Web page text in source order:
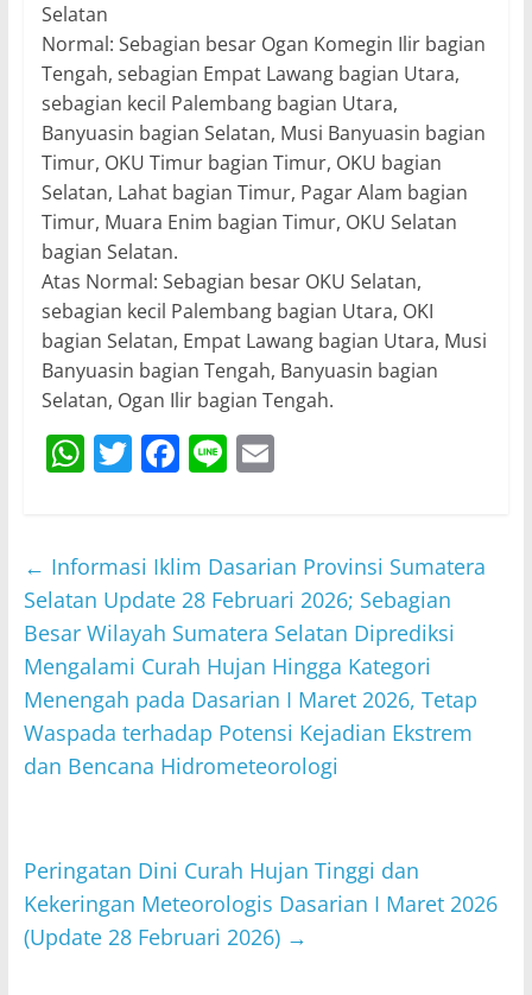
Selatan
Normal: Sebagian besar Ogan Komegin Ilir bagian
Tengah, sebagian Empat Lawang bagian Utara,
sebagian kecil Palembang bagian Utara,
Banyuasin bagian Selatan, Musi Banyuasin bagian
Timur, OKU Timur bagian Timur, OKU bagian
Selatan, Lahat bagian Timur, Pagar Alam bagian
Timur, Muara Enim bagian Timur, OKU Selatan
bagian Selatan.
Atas Normal: Sebagian besar OKU Selatan,
sebagian kecil Palembang bagian Utara, OKI
bagian Selatan, Empat Lawang bagian Utara, Musi
Banyuasin bagian Tengah, Banyuasin bagian
Selatan, Ogan Ilir bagian Tengah.
W
s
A
p
p
T
er
F
e
b
o
o
k
Li E
l
← Informasi Iklim Dasarian Provinsi Sumatera
Selatan Update 28 Februari 2026; Sebagian
Besar Wilayah Sumatera Selatan Diprediksi
Mengalami Curah Hujan Hingga Kategori
Menengah pada Dasarian I Maret 2026, Tetap
Waspada terhadap Potensi Kejadian Ekstrem
dan Bencana Hidrometeorologi
Peringatan Dini Curah Hujan Tinggi dan
Kekeringan Meteorologis Dasarian I Maret 2026
(Update 28 Februari 2026) →